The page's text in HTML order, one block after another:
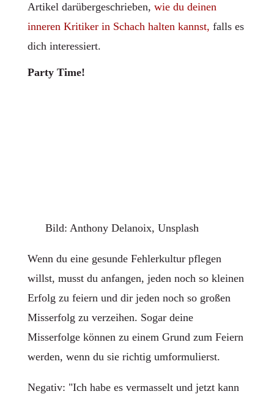
Artikel darübergeschrieben, wie du deinen
inneren Kritiker in Schach halten kannst, falls es
dich interessiert.
Party Time!
Bild: Anthony Delanoix, Unsplash
Wenn du eine gesunde Fehlerkultur pflegen
willst, musst du anfangen, jeden noch so kleinen
Erfolg zu feiern und dir jeden noch so großen
Misserfolg zu verzeihen. Sogar deine
Misserfolge können zu einem Grund zum Feiern
werden, wenn du sie richtig umformulierst.
Negativ: "Ich habe es vermasselt und jetzt kann